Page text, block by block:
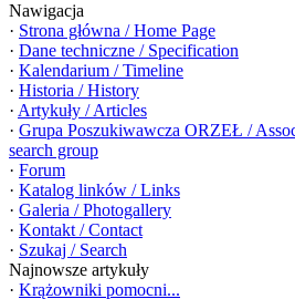
Nawigacja
· Strona główna / Home Page
· Dane techniczne / Specification
· Kalendarium / Timeline
· Historia / History
· Artykuły / Articles
· Grupa Poszukiwawcza ORZEŁ /
search group
· Forum
· Katalog linków / Links
· Galeria / Photogallery
· Kontakt / Contact
· Szukaj / Search
Najnowsze artykuły
· Krążowniki pomocni...